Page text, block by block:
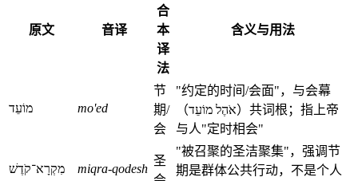
原文 音译
合
本
译
法
含义与用法
מוֹעֵד mo'ed
节
期/
会
"约定的时间/会面"，与会幕
（אֹהֶל מוֹעֵד）共词根；指上帝
与人"定时相会"
מִקְרָא־קֹדֶשׁ miqra-qodesh
圣
"被召聚的圣洁聚集"，强调节
期是群体公共行动，不是个人